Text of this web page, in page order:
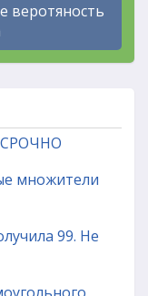
веротяность
СРОЧНО
множители
99. Не